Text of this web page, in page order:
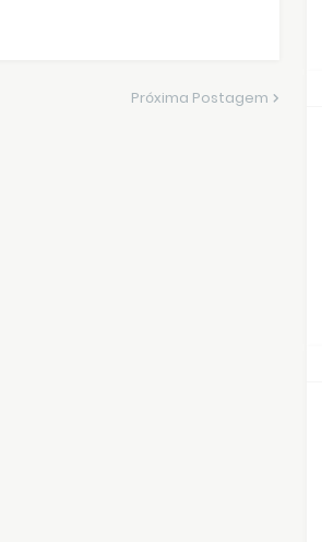
Próxima Postagem